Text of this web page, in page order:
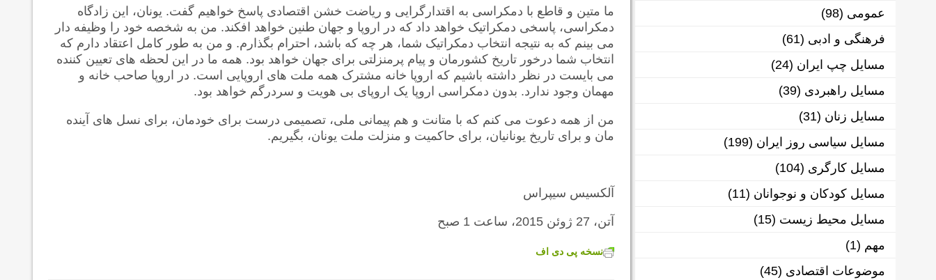
ما متین و قاطع با دمکراسی به اقتدارگرایی و ریاضت خشن اقتصادی پاسخ خواهیم گفت. یونان، این زادگاه
دمکراسی، پاسخی دمکراتیک خواهد داد که در اروپا و جهان طنین خواهد افکند. من به شخصه خود را وظیفه دار
می بینم که به نتیجه انتخاب دمکراتیک شما، هر چه که باشد، احترام بگذارم. و من به طور کامل اعتقاد دارم که
انتخاب شما درخور تاریخ کشورمان و پیام پرمنزلتی برای جهان خواهد بود. همه ما در این لحظه های تعیین کننده
می بایست در نظر داشته باشیم که اروپا خانه مشترک همه ملت های اروپایی است. در اروپا صاحب خانه و
مهمان وجود ندارد. بدون دمکراسی اروپا یک اروپای بی هویت و سردرگم خواهد بود.
من از همه دعوت می کنم که با متانت و هم پیمانی ملی، تصمیمی درست برای خودمان، برای نسل های آینده
مان و برای تاریخ یونانیان، برای حاکمیت و منزلت ملت یونان، بگیریم.
آلکسیس سیپراس
آتن، 27 ژوئن 2015، ساعت 1 صبح
نسخه پی دی اف
عمومی (98)
فرهنگی و ادبی (61)
مسایل چپ ایران (24)
مسایل راهبردی (39)
مسایل زنان (31)
مسایل سیاسی روز ایران (199)
مسایل کارگری (104)
مسایل کودکان و نوجوانان (11)
مسایل محیط زیست (15)
مهم (1)
موضوعات اقتصادی (45)